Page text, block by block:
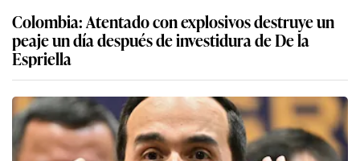
Colombia: Atentado con explosivos destruye un
peaje un día después de investidura de De la
Espriella